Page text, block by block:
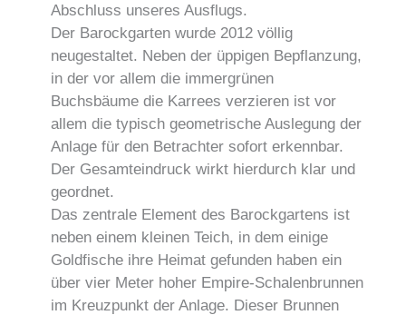
Abschluss unseres Ausflugs.
Der Barockgarten wurde 2012 völlig
neugestaltet. Neben der üppigen Bepflanzung,
in der vor allem die immergrünen
Buchsbäume die Karrees verzieren ist vor
allem die typisch geometrische Auslegung der
Anlage für den Betrachter sofort erkennbar.
Der Gesamteindruck wirkt hierdurch klar und
geordnet.
Das zentrale Element des Barockgartens ist
neben einem kleinen Teich, in dem einige
Goldfische ihre Heimat gefunden haben ein
über vier Meter hoher Empire-Schalenbrunnen
im Kreuzpunkt der Anlage. Dieser Brunnen